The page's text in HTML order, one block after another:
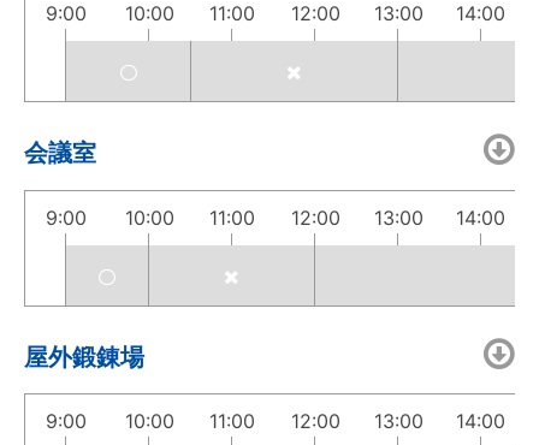
9:00 10:00 11:00 12:00 13:00 14:00
会議室
9:00 10:00 11:00 12:00 13:00 14:00
屋外鍛錬場
9:00 10:00 11:00 12:00 13:00 14:00